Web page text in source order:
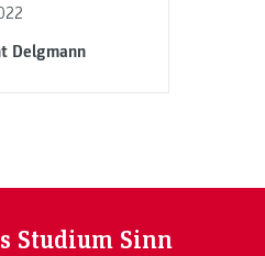
Delgmann
Studium Sinn